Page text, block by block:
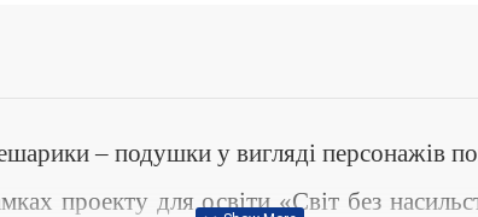
– подушки у вигляді персонажів
проекту для освіти «Світ без